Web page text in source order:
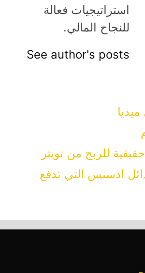
استراتيجيات فعالة
للنجاح المالي.
See author's posts
ادسنس التي تدفع